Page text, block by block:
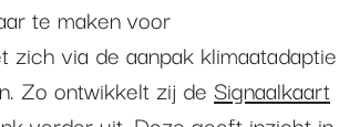
te maken voor
via de aanpak klimaatadaptie
Zo ontwikkelt zij de Signaalkaart